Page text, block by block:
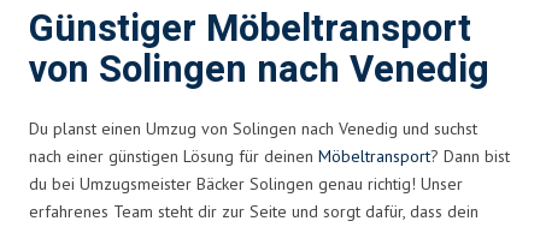
Günstiger Möbeltransport
von Solingen nach Venedig
Du planst einen Umzug von Solingen nach Venedig und suchst
nach einer günstigen Lösung für deinen Möbeltransport? Dann bist
du bei Umzugsmeister Bäcker Solingen genau richtig! Unser
erfahrenes Team steht dir zur Seite und sorgt dafür, dass dein